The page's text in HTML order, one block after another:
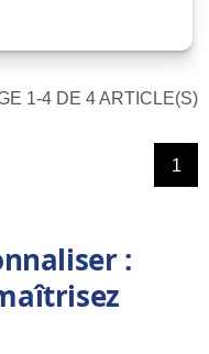
1-4 DE 4 ARTICLE(S)
1
: